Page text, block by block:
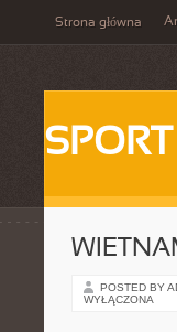
Strona główna
SPORT
POSTED BY
WYŁĄCZONA